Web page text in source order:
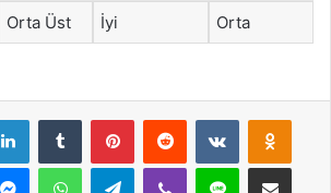
Orta Üst İyi Orta
LinkedInTumblr PinterestReddit VKontakte
MessengerWhatsAppTelegramViber Line E-Posta ile